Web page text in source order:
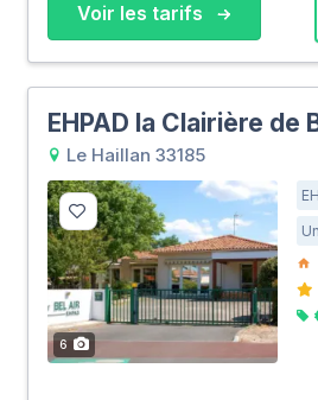
Voir les tarifs
EHPAD la Clairière de
Le Haillan 33185
6